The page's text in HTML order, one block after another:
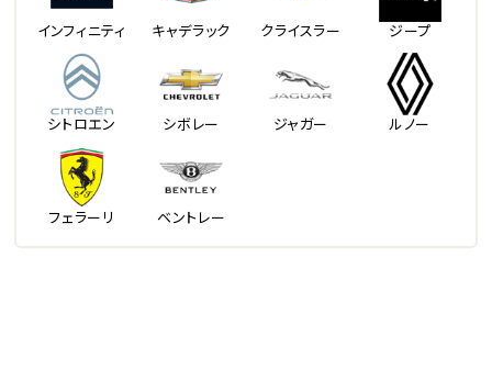
インフィニティ キャデラック クライスラー ジープ
シトロエン シボレー ジャガー ルノー
フェラーリ ベントレー